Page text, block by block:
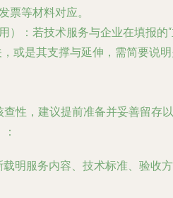
票等材料对应。
）
：若技术服务与企业在填报的
或是其支撑与延伸，需简要说
性，建议提前准备并妥善留存以
载明服务内容、技术标准、验收方